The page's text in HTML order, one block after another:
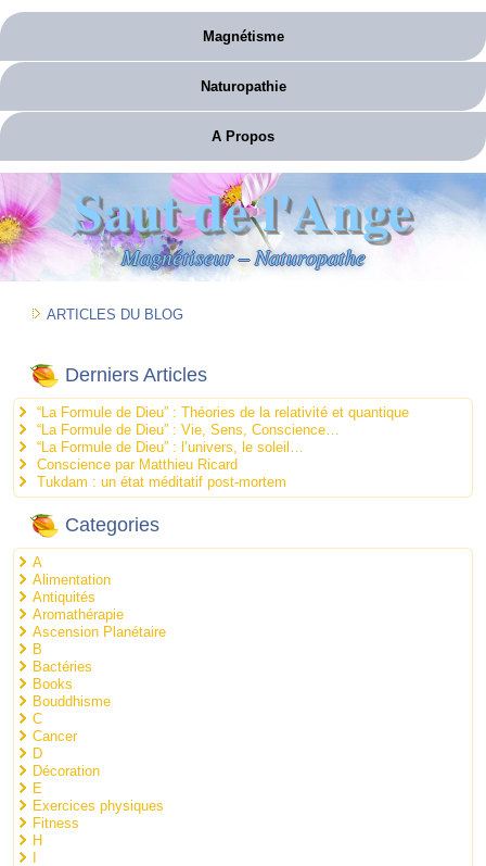
Magnétisme
Naturopathie
A Propos
Saut de l'Ange
Magnétiseur – Naturopathe
ARTICLES DU BLOG
Derniers Articles
“La Formule de Dieu” : Théories de la relativité et quantique
“La Formule de Dieu” : Vie, Sens, Conscience…
“La Formule de Dieu” : l’univers, le soleil…
Conscience par Matthieu Ricard
Tukdam : un état méditatif post-mortem
Categories
A
Alimentation
Antiquités
Aromathérapie
Ascension Planétaire
B
Bactéries
Books
Bouddhisme
C
Cancer
D
Décoration
E
Exercices physiques
Fitness
H